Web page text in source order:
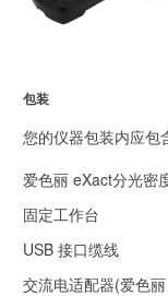
包装
您的仪器包装内应包
爱色丽 eXact分光密
固定工作台
USB 接口缆线
交流电适配器(爱色